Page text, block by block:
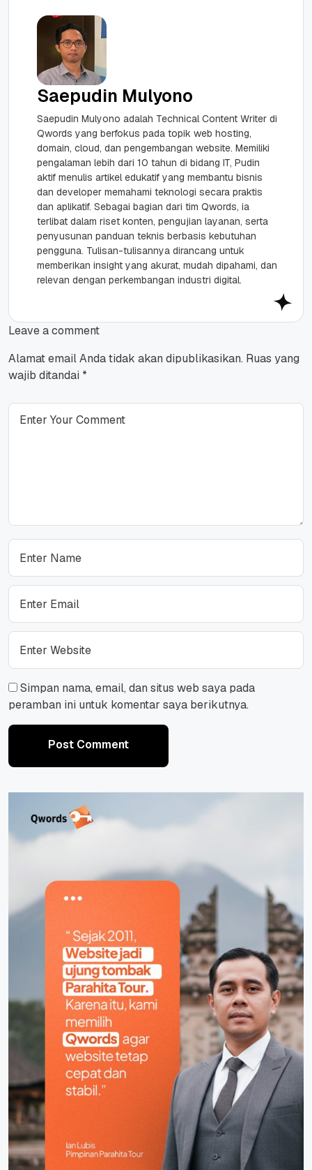
Saepudin Mulyono
Saepudin Mulyono adalah Technical Content Writer di
Qwords yang berfokus pada topik web hosting,
domain, cloud, dan pengembangan website. Memiliki
pengalaman lebih dari 10 tahun di bidang IT, Pudin
aktif menulis artikel edukatif yang membantu bisnis
dan developer memahami teknologi secara praktis
dan aplikatif. Sebagai bagian dari tim Qwords, ia
terlibat dalam riset konten, pengujian layanan, serta
penyusunan panduan teknis berbasis kebutuhan
pengguna. Tulisan-tulisannya dirancang untuk
memberikan insight yang akurat, mudah dipahami, dan
relevan dengan perkembangan industri digital.
Leave a comment
Alamat email Anda tidak akan dipublikasikan. Ruas yang
wajib ditandai *
Simpan nama, email, dan situs web saya pada
peramban ini untuk komentar saya berikutnya.
Post Comment